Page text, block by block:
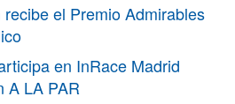
el Premio Admirables
en InRace Madrid
A LA PAR